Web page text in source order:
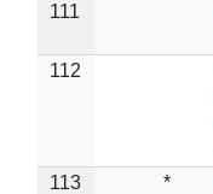
111
112
113 *